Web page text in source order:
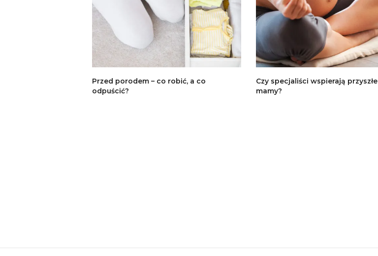
Przed porodem – co robić, a co
odpuścić?
Czy specjaliści wspierają przyszłe
mamy?